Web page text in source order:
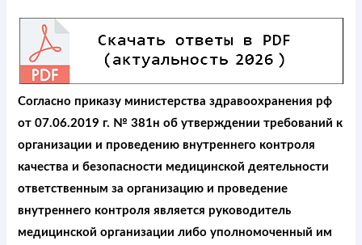
Согласно приказу министерства здравоохранения рф
от 07.06.2019 г. № 381н об утверждении требований к
организации и проведению внутреннего контроля
качества и безопасности медицинской деятельности
ответственным за организацию и проведение
внутреннего контроля является руководитель
медицинской организации либо уполномоченный им